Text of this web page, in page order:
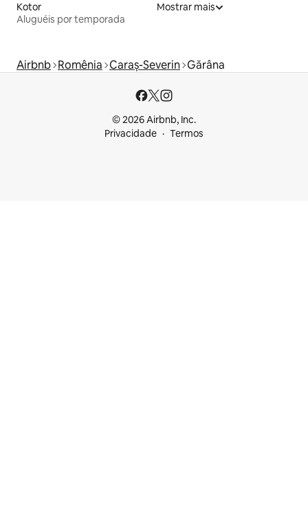
Kotor
Aluguéis por temporada
Mostrar mais
Airbnb Romênia Caraș-Severin Gărâna
© 2026 Airbnb, Inc.
Privacidade
Termos